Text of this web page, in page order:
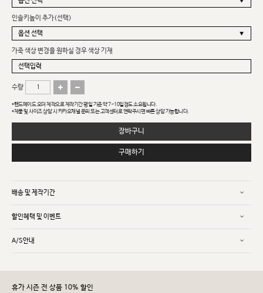
인솔키높이 추가(선택)
가죽 색상 변경을 원하실 경우 색상 기재
수량
*핸드메이드 오더 제작으로 제작기간 평일 기준 약 7~10일정도 소요됩니다.
*제품 및 사이즈 상담 시 카카오채널 문의 또는 고객센터로 연락주시면 빠른 상담 가능합니다.
장바구니
구매하기
배송 및 제작기간
할인혜택 및 이벤트
A/S안내
휴가 시즌 전 상품 10% 할인